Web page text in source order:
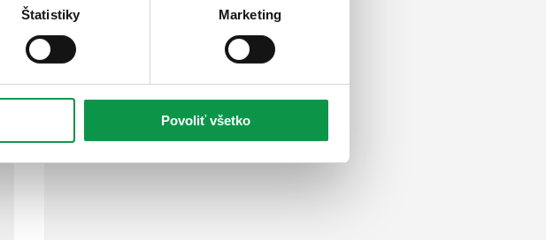
Štatistiky Marketing
Povoliť všetko